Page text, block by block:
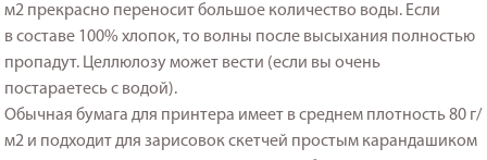
м2 прекрасно переносит большое количество воды. Если
в составе 100% хлопок, то волны после высыхания полностью
пропадут. Целлюлозу может вести (если вы очень
постараетесь с водой).
Обычная бумага для принтера имеет в среднем плотность 80 г/
м2 и подходит для зарисовок скетчей простым карандашиком